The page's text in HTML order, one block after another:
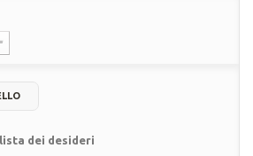
dei desideri